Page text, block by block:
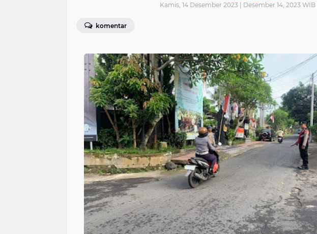
Kamis, 14 Desember 2023 | Desember 14, 2023 WIB |
komentar